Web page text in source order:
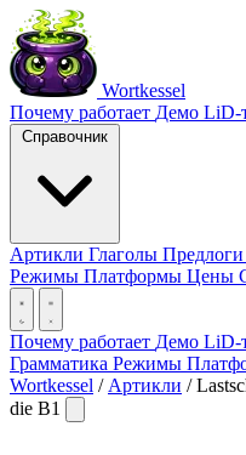
Wortkessel
Почему работает Демо LiD-
Справочник
Артикли Глаголы Предлоги
Режимы Платформы Цены
Почему работает Демо LiD-
Грамматика Режимы
Wortkessel / Артикли /
die B1